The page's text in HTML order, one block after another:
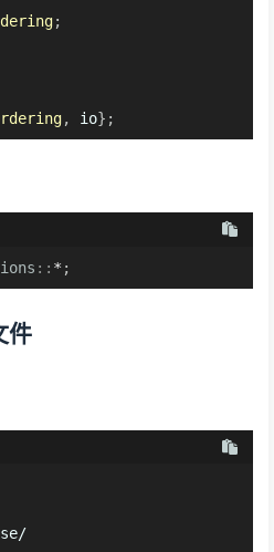
;
, io} ;
:: * ;
件